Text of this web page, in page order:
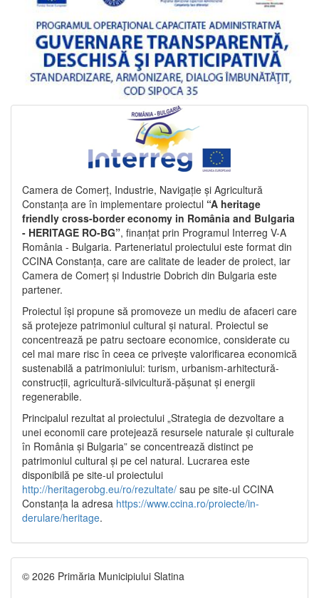
Camera de Comerț, Industrie, Navigație și Agricultură
Constanța are în implementare proiectul “A heritage
friendly cross-border economy in România and Bulgaria
- HERITAGE RO-BG”, finanțat prin Programul Interreg V-A
România - Bulgaria. Parteneriatul proiectului este format din
CCINA Constanța, care are calitate de leader de proiect, iar
Camera de Comerț și Industrie Dobrich din Bulgaria este
partener.
Proiectul își propune să promoveze un mediu de afaceri care
să protejeze patrimoniul cultural și natural. Proiectul se
concentrează pe patru sectoare economice, considerate cu
cel mai mare risc în ceea ce privește valorificarea economică
sustenabilă a patrimoniului: turism, urbanism-arhitectură-
construcții, agricultură-silvicultură-pășunat și energii
regenerabile.
Principalul rezultat al proiectului „Strategia de dezvoltare a
unei economii care protejează resursele naturale și culturale
în România și Bulgaria” se concentrează distinct pe
patrimoniul cultural și pe cel natural. Lucrarea este
disponibilă pe site-ul proiectului
http://heritagerobg.eu/ro/rezultate/ sau pe site-ul CCINA
Constanța la adresa https://www.ccina.ro/proiecte/in-
derulare/heritage.
© 2026 Primăria Municipiului Slatina